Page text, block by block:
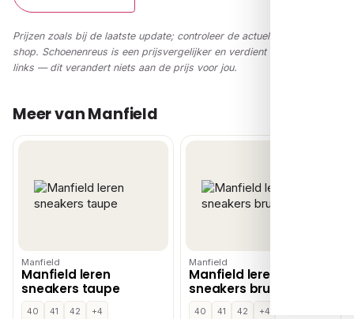
Prijzen zoals bij de laatste update; controleer de actuele prijs in de
shop. Schoenenreus is een prijsvergelijker en verdient via affiliate-
links — dit verandert niets aan de prijs voor jou.
Meer van Manfield
Manfield
Manfield leren
sneakers taupe
40 41 42
+4
Manfield
Manfield leren
sneakers bruin
40 41 42
+4